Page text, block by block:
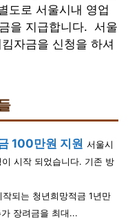
도로 서울시내 영업
을 지급합니다. 서울
자금을 신청을 하셔
100만원 지원 서울시
시작 되었습니다. 기존 방
되는 청년희망적금 1년만
장려금을 최대...